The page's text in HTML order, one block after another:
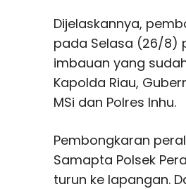
Dijelaskannya,
pada Selasa (26/8)
imbauan yang
Kapolda Riau,
MSi dan Polres Inhu.
Pembongkaran
Samapta Polsek
turun ke lapangan.